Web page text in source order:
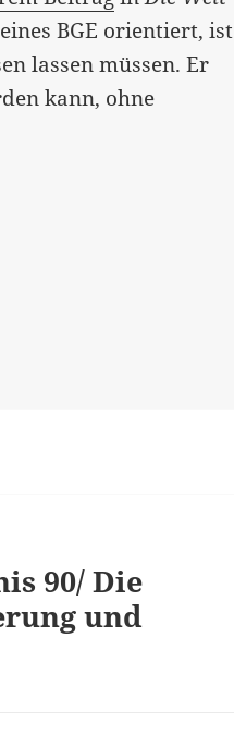
BGE orientiert, ist
lassen müssen. Er
kann, ohne
90/ Die
und